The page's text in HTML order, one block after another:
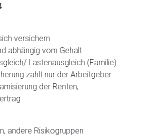
versichern
abhängig vom Gehalt
Lastenausgleich (Familie)
zahlt nur der Arbeitgeber
der Renten,
andere Risikogruppen